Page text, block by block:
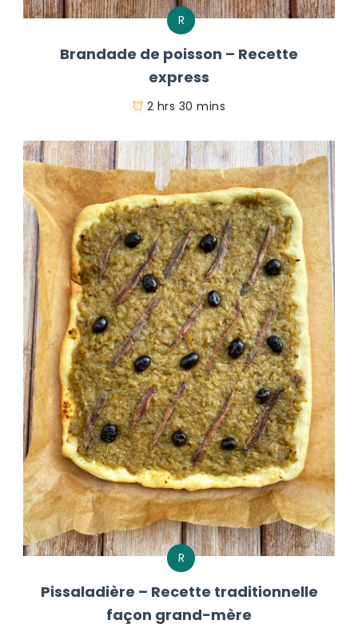
R
Brandade de poisson – Recette
express
2 hrs 30 mins
R
Pissaladière – Recette traditionnelle
façon grand-mère